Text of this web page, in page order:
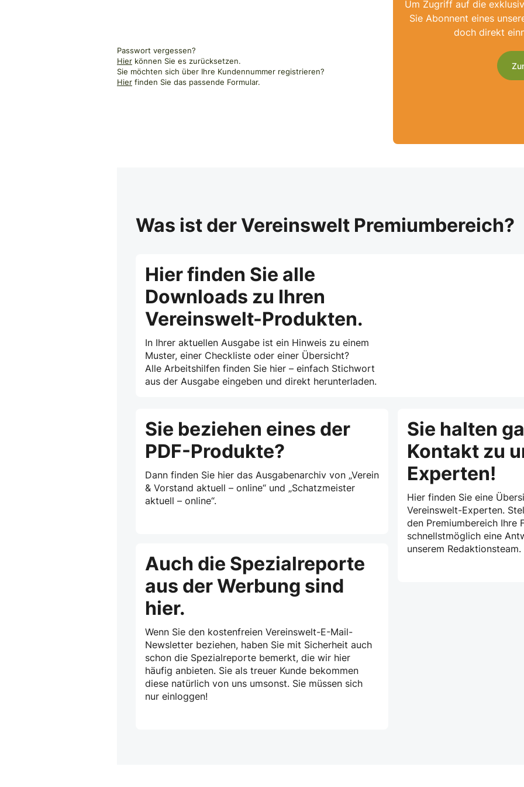
Passwort vergessen?
Hier können Sie es zurücksetzen.
Sie möchten sich über Ihre Kundennummer registrieren?
Hier finden Sie das passende Formular.
Um Zugriff auf die
Sie Abonnent eines
doch direkt
Was ist der Vereinswelt Premiumbereich?
Hier finden Sie alle
Downloads zu Ihren
Vereinswelt-Produkten.
In Ihrer aktuellen Ausgabe ist ein Hinweis zu einem
Muster, einer Checkliste oder einer Übersicht?
Alle Arbeitshilfen finden Sie hier – einfach Stichwort
aus der Ausgabe eingeben und direkt herunterladen.
Sie beziehen eines der
PDF-Produkte?
Dann finden Sie hier das Ausgabenarchiv von „Verein
& Vorstand aktuell – online“ und „Schatzmeister
aktuell – online“.
Auch die Spezialreporte
aus der Werbung sind
hier.
Wenn Sie den kostenfreien Vereinswelt-E-Mail-
Newsletter beziehen, haben Sie mit Sicherheit auch
schon die Spezialreporte bemerkt, die wir hier
häufig anbieten. Sie als treuer Kunde bekommen
diese natürlich von uns umsonst. Sie müssen sich
nur einloggen!
Sie halten
Kontakt zu
Experten!
Hier finden Sie eine
Vereinswelt-Experten.
den Premiumbereich Ihre
schnellstmöglich eine
unserem Redaktionsteam.